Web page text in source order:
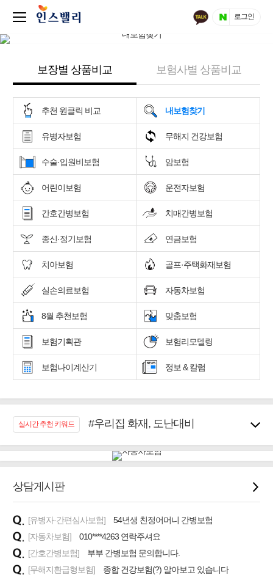
로그인
보장별 상품비교 보험사별 상품비교
추천 원클릭 비교 내보험찾기
유병자보험 무해지 건강보험
수술·입원비보험 암보험
어린이보험 운전자보험
간호간병보험 치매간병보험
종신·정기보험 연금보험
치아보험 골프·주택화재보험
실손의료보험 자동차보험
8월 추천보험 맞춤보험
보험기획관 보험리모델링
보험나이계산기 정보 & 칼럼
실시간 추천 키워드
#우리집 화재, 도난대비
#임플란트, 치아치료보장
#무해지 건강보험
#바뀌기전에 4세대 가입
#추천골프보험
상담게시판
[유병자·간편심사보험]
54년생 친정어머니 간병보험
[자동차보험]
010****4263 연락주셔요
[간호간병보험]
부부 간병보험 문의합니다.
[무해지환급형보험]
종합 건강보험(?) 알아보고 있습니다